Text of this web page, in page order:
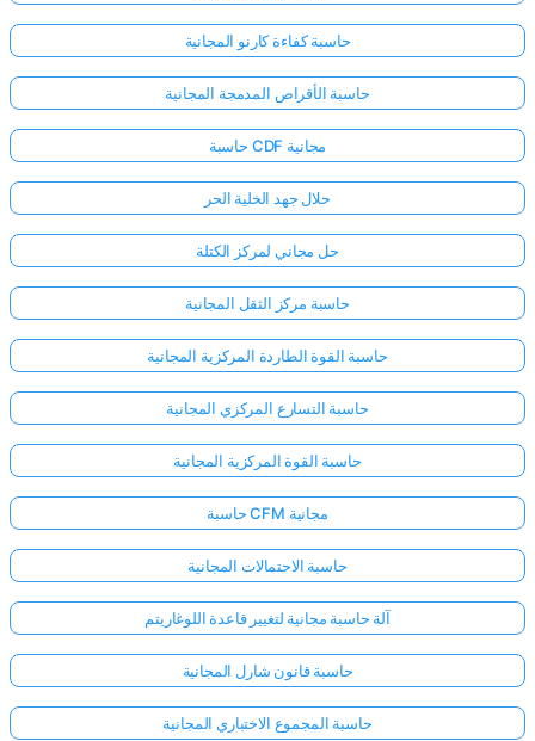
حاسبة كفاءة كارنو المجانية
حاسبة الأقراص المدمجة المجانية
حاسبة CDF مجانية
حلال جهد الخلية الحر
حل مجاني لمركز الكتلة
حاسبة مركز الثقل المجانية
حاسبة القوة الطاردة المركزية المجانية
حاسبة التسارع المركزي المجانية
حاسبة القوة المركزية المجانية
حاسبة CFM مجانية
حاسبة الاحتمالات المجانية
آلة حاسبة مجانية لتغيير قاعدة اللوغاريتم
حاسبة قانون شارل المجانية
حاسبة المجموع الاختباري المجانية